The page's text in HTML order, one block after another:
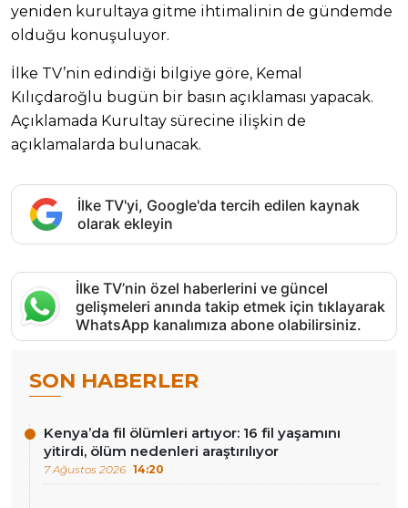
yeniden kurultaya gitme ihtimalinin de gündemde
olduğu konuşuluyor.
İlke TV’nin edindiği bilgiye göre, Kemal
Kılıçdaroğlu bugün bir basın açıklaması yapacak.
Açıklamada Kurultay sürecine ilişkin de
açıklamalarda bulunacak.
İlke TV'yi, Google'da tercih edilen kaynak
olarak ekleyin
İlke TV’nin özel haberlerini ve güncel
gelişmeleri anında takip etmek için tıklayarak
WhatsApp kanalımıza abone olabilirsiniz.
SON HABERLER
Kenya’da fil ölümleri artıyor: 16 fil yaşamını
yitirdi, ölüm nedenleri araştırılıyor
7 Ağustos 2026 14:20